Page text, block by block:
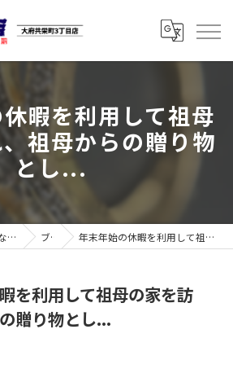
暇を利用して祖母
祖母からの贈り物
とし...
愛知県大府市の買取なら買取大吉 大府共栄町3丁目店 ブログ 年末年始の休暇を利用して祖母の家を訪れ、祖母からの贈り物とし...
を利用して祖母の家を訪
贈り物とし...